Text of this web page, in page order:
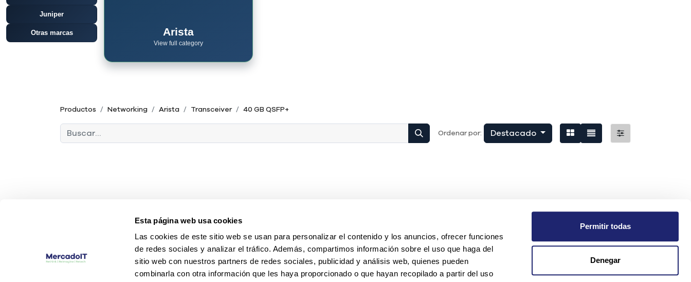
Esta página web usa cookies
Las cookies de este sitio web se usan para personalizar el contenido y los anuncios, ofrecer funciones
de redes sociales y analizar el tráfico. Además, compartimos información sobre el uso que haga del
sitio web con nuestros partners de redes sociales, publicidad y análisis web, quienes pueden
combinarla con otra información que les haya proporcionado o que hayan recopilado a partir del uso
Permitir todas
Denegar
Juniper
Otras marcas Arista
View full category
Productos Networking Arista Transceiver 40 GB QSFP+
Ordenar por: Destacado
No hay productos definidos en esta categoría.